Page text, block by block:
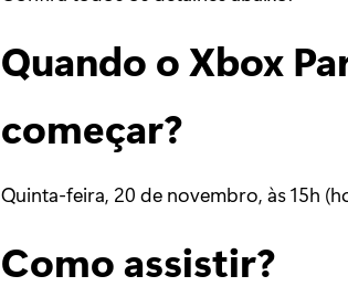
Quando o Xbox
começar?
Quinta-feira, 20 de novembro, às 15h
Como assistir?